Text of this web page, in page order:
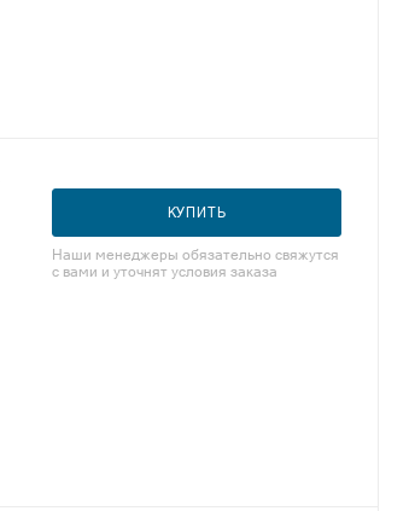
КУПИТЬ
Наши менеджеры обязательно свяжутся
с вами и уточнят условия заказа